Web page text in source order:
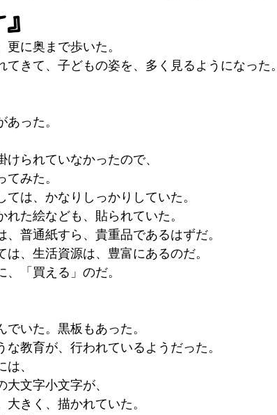
に奥まで歩いた。
てきて、子どもの姿を、多く見るようになった。
った。
けられていなかったので、
みた。
ては、かなりしっかりしていた。
れた絵なども、貼られていた。
、普通紙すら、貴重品であるはずだ。
は、生活資源は、豊富にあるのだ。
「買える」のだ。
でいた。黒板もあった。
な教育が、行われているようだった。
、
大文字小文字が、
大きく、描かれていた。